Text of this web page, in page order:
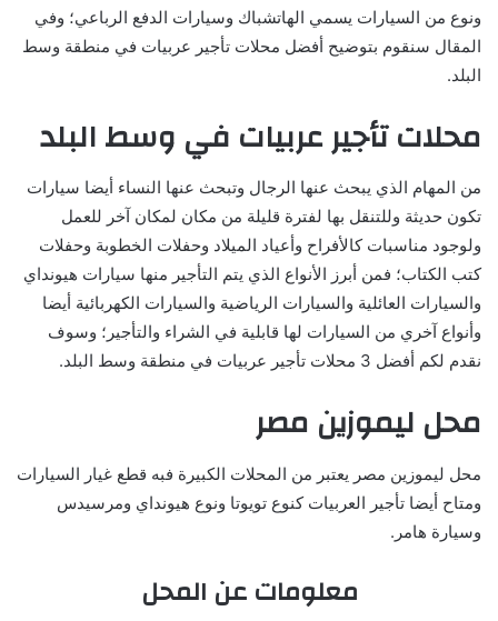
ونوع من السيارات يسمي الهاتشباك وسيارات الدفع الرباعي؛ وفي
المقال سنقوم بتوضيح أفضل محلات تأجير عربيات في منطقة وسط
البلد.
محلات تأجير عربيات في وسط البلد
من المهام الذي يبحث عنها الرجال وتبحث عنها النساء أيضا سيارات
تكون حديثة وللتنقل بها لفترة قليلة من مكان لمكان آخر للعمل
ولوجود مناسبات كالأفراح وأعياد الميلاد وحفلات الخطوبة وحفلات
كتب الكتاب؛ فمن أبرز الأنواع الذي يتم التأجير منها سيارات هيونداي
والسيارات العائلية والسيارات الرياضية والسيارات الكهربائية أيضا
وأنواع آخري من السيارات لها قابلية في الشراء والتأجير؛ وسوف
نقدم لكم أفضل 3 محلات تأجير عربيات في منطقة وسط البلد.
محل ليموزين مصر
محل ليموزين مصر يعتبر من المحلات الكبيرة فبه قطع غيار السيارات
ومتاح أيضا تأجير العربيات كنوع تويوتا ونوع هيونداي ومرسيدس
وسيارة هامر.
معلومات عن المحل